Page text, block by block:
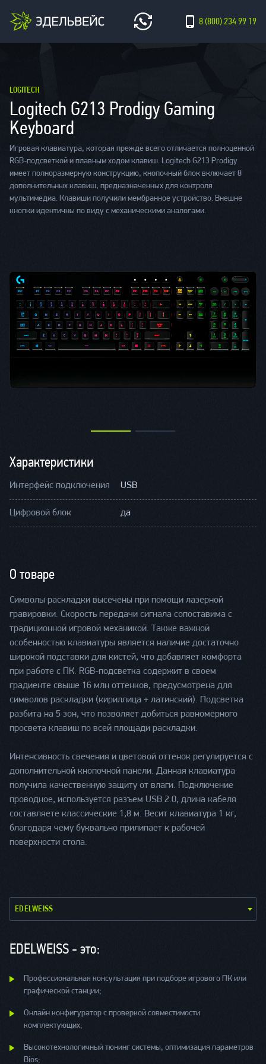
8 (800) 234 99 19
LOGITECH
Logitech G213 Prodigy Gaming
Keyboard
Игровая клавиатура, которая прежде всего отличается полноценной
RGB-подсветкой и плавным ходом клавиш. Logitech G213 Prodigy
имеет полноразмерную конструкцию, кнопочный блок включает 8
дополнительных клавиш, предназначенных для контроля
мультимедиа. Клавиши получили мембранное устройство. Внешне
кнопки идентичны по виду с механическими аналогами.
Характеристики
Интерфейс подключения USB
Цифровой блок да
О товаре
Символы раскладки высечены при помощи лазерной
гравировки. Скорость передачи сигнала сопоставима с
традиционной игровой механикой. Также важной
особенностью клавиатуры является наличие достаточно
широкой подставки для кистей, что добавляет комфорта
при работе с ПК. RGB-подсветка содержит в своем
градиенте свыше 16 млн оттенков, предусмотрена для
символов раскладки (кириллица + латинский). Подсветка
разбита на 5 зон, что позволяет добиться равномерного
просвета клавиш по всей площади раскладки.
Интенсивность свечения и цветовой оттенок регулируется с
дополнительной кнопочной панели. Данная клавиатура
получила качественную защиту от влаги. Подключение
проводное, используется разъем USB 2.0, длина кабеля
составляете классические 1,8 м. Весит клавиатура 1 кг,
благодаря чему буквально прилипает к рабочей
поверхности стола.
EDELWEISS
EDELWEISS - это:
Профессиональная консультация при подборе игрового ПК или
графической станции;
Онлайн конфигуратор с проверкой совместимости
комплектующих;
Высокотехнологичный тюнинг системы, оптимизация параметров
Bios;